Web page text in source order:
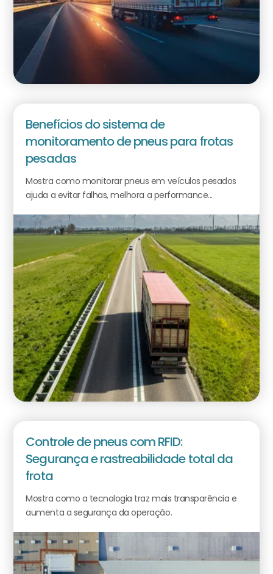
Benefícios do sistema de
monitoramento de pneus para frotas
pesadas
Mostra como monitorar pneus em veículos pesados
ajuda a evitar falhas, melhora a performance...
Controle de pneus com RFID:
Segurança e rastreabilidade total da
frota
Mostra como a tecnologia traz mais transparência e
aumenta a segurança da operação.